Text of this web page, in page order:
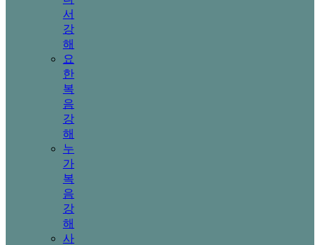
서
강
해
요
한
복
음
강
해
누
가
복
음
강
해
사